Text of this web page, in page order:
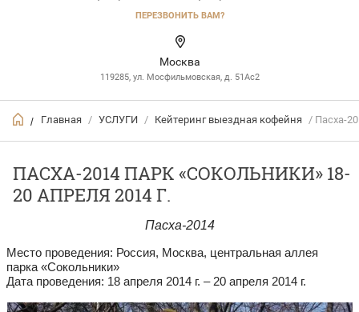
ПЕРЕЗВОНИТЬ ВАМ?
Москва
119285, ул. Мосфильмовская, д. 51Ac2
/ Главная / УСЛУГИ / Кейтеринг выездная кофейня / Пасха-
ПАСХА-2014 ПАРК «СОКОЛЬНИКИ» 18-
20 АПРЕЛЯ 2014 Г.
Пасха-2014
Место проведения: Россия, Москва, центральная аллея
парка «Сокольники»
Дата проведения: 18 апреля 2014 г. – 20 апреля 2014 г.